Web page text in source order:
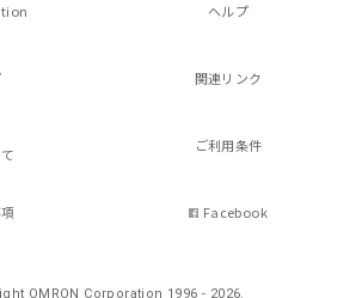
ヘルプ
関連リンク
ご利用条件
Facebook
OMRON Corporation 1996 - 2026.